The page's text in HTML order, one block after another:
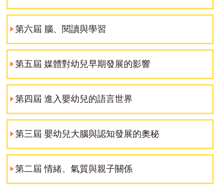
第六屆 腦、閱讀與學習
第五屆 媒體對幼兒早期發展的影響
第四屆 進入嬰幼兒的語言世界
第三屆 嬰幼兒大腦與認知發展的奧秘
第二屆 情緒、氣質與親子關係